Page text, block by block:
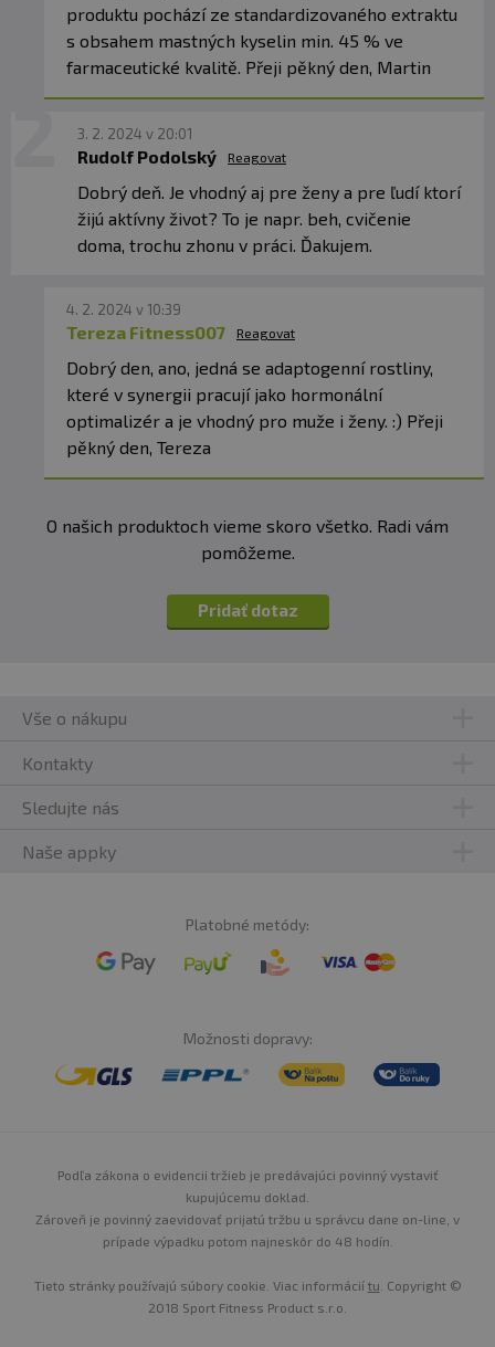
produktu pochází ze standardizovaného extraktu
s obsahem mastných kyselin min. 45 % ve
farmaceutické kvalitě. Přeji pěkný den, Martin
3. 2. 2024 v 20:01
Rudolf Podolský Reagovat
Dobrý deň. Je vhodný aj pre ženy a pre ľudí ktorí
žijú aktívny život? To je napr. beh, cvičenie
doma, trochu zhonu v práci. Ďakujem.
4. 2. 2024 v 10:39
Tereza Fitness007 Reagovat
Dobrý den, ano, jedná se adaptogenní rostliny,
které v synergii pracují jako hormonální
optimalizér a je vhodný pro muže i ženy. :) Přeji
pěkný den, Tereza
O našich produktoch vieme skoro všetko. Radi vám
pomôžeme.
Pridať dotaz
Vše o nákupu
Kontakty
Sledujte nás
Naše appky
Platobné metódy:
Možnosti dopravy:
Podľa zákona o evidencii tržieb je predávajúci povinný vystaviť
kupujúcemu doklad.
Zároveň je povinný zaevidovať prijatú tržbu u správcu dane on-line, v
prípade výpadku potom najneskôr do 48 hodín.
Tieto stránky používajú súbory cookie. Viac informácií tu . Copyright ©
2018 Sport Fitness Product s.r.o.